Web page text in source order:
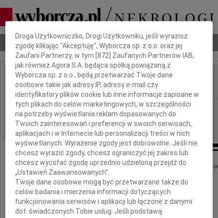
Nekrologi Odeszli Poradnik pogrzebowy
IMIĘ I NAZWISKO: Zdzisław Skok
REGION: Bydgoszcz
DATA EMISJI: 25.03.2011
Z głębokim smutkiem i żalem przyjęliśmy wiadomość
dr. n. med.
Zdzisława Skoka
Dbamy o Twoją prywatność
Droga Użytkowniczko, Drogi Użytkowniku, jeśli wyrazisz
zgodę klikając "Akceptuję", Wyborcza sp. z o.o. oraz jej
Zaufani Partnerzy, w tym [872 ] Zaufanych Partnerów IAB,
jak również Agora S.A. będąca spółką powiązaną z
Wyborcza sp. z o.o., będą przetwarzać Twoje dane
osobowe takie jak adresy IP, adresy e-mail czy
identyfikatory plików cookie lub inne informacje zapisane w
tych plikach do celów marketingowych, w szczególności
na potrzeby wyświetlania reklam dopasowanych do
Twoich zainteresowań i preferencji w swoich serwisach,
aplikacjach i w Internecie lub personalizacji treści w nich
wyświetlanych. Wyrażenie zgody jest dobrowolne. Jeśli nie
chcesz wyrazić zgody, chcesz ograniczyć jej zakres lub
chcesz wycofać zgodę uprzednio udzieloną przejdź do
„Ustawień Zaawansowanych”.
Twoje dane osobowe mogą być przetwarzane także do
celów badania i mierzenia informacji dotyczących
funkcjonowania serwisów i aplikacji lub łączone z danymi
dot. świadczonych Tobie usług. Jeśli podstawą